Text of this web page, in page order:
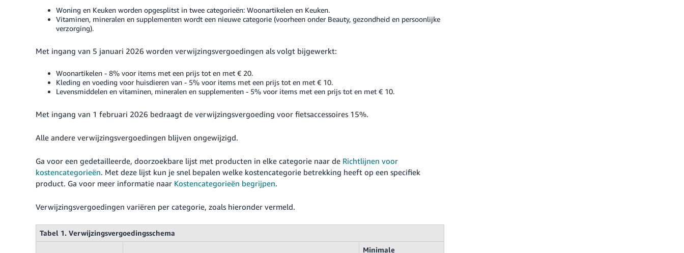
Woning en Keuken worden opgesplitst in twee categorieën: Woonartikelen en Keuken.
Vitaminen, mineralen en supplementen wordt een nieuwe categorie (voorheen onder Beauty, gezondheid en persoonlijke
verzorging).
Met ingang van 5 januari 2026 worden verwijzingsvergoedingen als volgt bijgewerkt:
Woonartikelen - 8% voor items met een prijs tot en met € 20.
Kleding en voeding voor huisdieren van - 5% voor items met een prijs tot en met € 10.
Levensmiddelen en vitaminen, mineralen en supplementen - 5% voor items met een prijs tot en met € 10.
Met ingang van 1 februari 2026 bedraagt de verwijzingsvergoeding voor fietsaccessoires 15%.
Alle andere verwijzingsvergoedingen blijven ongewijzigd.
Ga voor een gedetailleerde, doorzoekbare lijst met producten in elke categorie naar de Richtlijnen voor
kostencategorieën. Met deze lijst kun je snel bepalen welke kostencategorie betrekking heeft op een specifiek
product. Ga voor meer informatie naar Kostencategorieën begrijpen.
Verwijzingsvergoedingen variëren per categorie, zoals hieronder vermeld.
Tabel 1. Verwijzingsvergoedingsschema
Minimale